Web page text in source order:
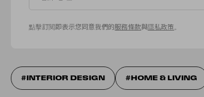
點擊訂閱即表示您同意我們的服務條款與隱私政策
INTERIOR DESIGN HOME & LIVING